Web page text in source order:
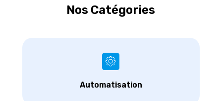
Nos Catégories
Automatisation